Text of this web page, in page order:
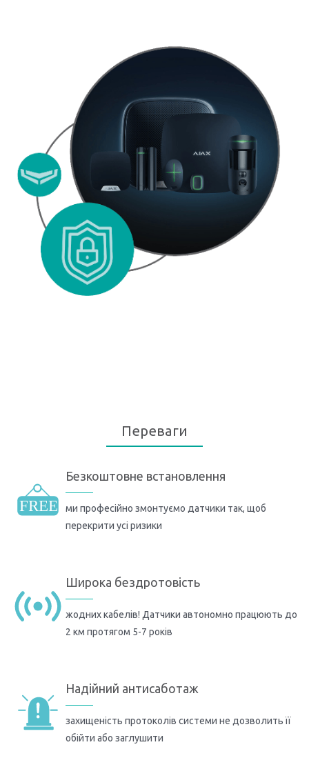
Переваги
Безкоштовне встановлення
ми професійно змонтуємо датчики так, щоб
перекрити усі ризики
Широка бездротовість
жодних кабелів! Датчики автономно працюють до
2 км протягом 5-7 років
Надійний антисаботаж
захищеність протоколів системи не дозволить її
обійти або заглушити